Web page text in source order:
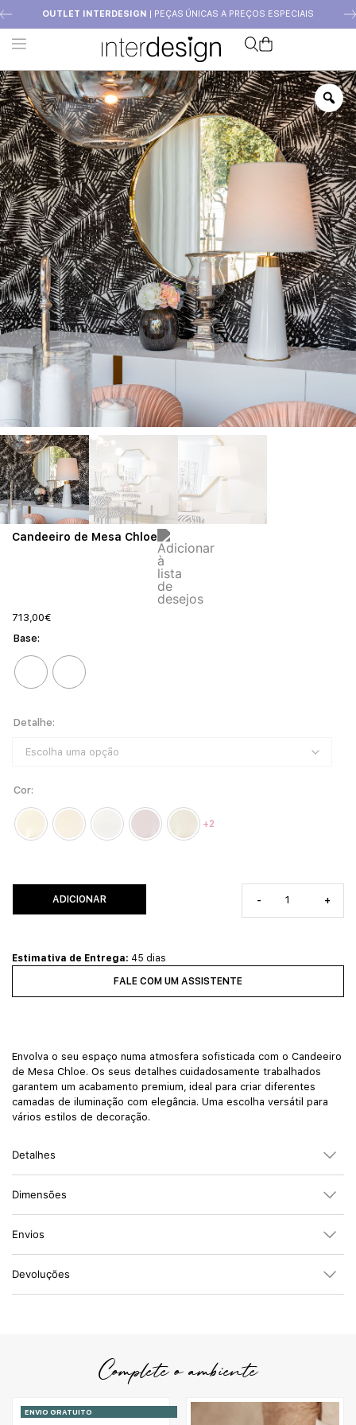
OUTLET INTERDESIGN | PEÇAS ÚNICAS A PREÇOS ESPECIAIS
Candeeiro de Mesa Chloe
713,00€
Base
Detalhe
Cor
+2
- +
ADICIONAR
Estimativa de Entrega: 45 dias
FALE COM UM ASSISTENTE
Envolva o seu espaço numa atmosfera sofisticada com o Candeeiro
de Mesa Chloe. Os seus detalhes cuidadosamente trabalhados
garantem um acabamento premium, ideal para criar diferentes
camadas de iluminação com elegância. Uma escolha versátil para
vários estilos de decoração.
Detalhes
Dimensões
Envios
Devoluções
Complete o ambiente
ENVIO GRATUITO